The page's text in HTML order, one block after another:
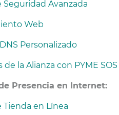
Seguridad Avanzada
Web
Personalizado
la Alianza con PYME SOS
Presencia en Internet:
Tienda en Línea